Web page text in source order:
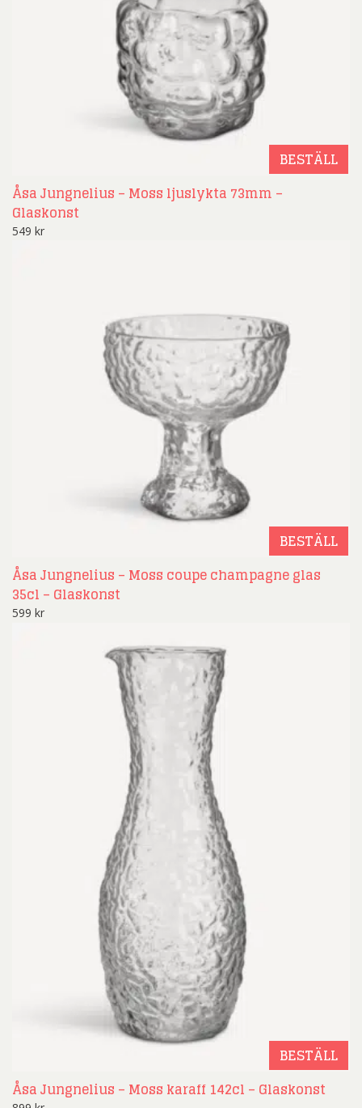
BESTÄLL
Åsa Jungnelius – Moss ljuslykta 73mm –
Glaskonst
549 kr
BESTÄLL
Åsa Jungnelius – Moss coupe champagne glas
35cl – Glaskonst
599 kr
BESTÄLL
Åsa Jungnelius – Moss karaff 142cl – Glaskonst